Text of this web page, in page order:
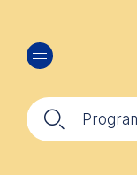
zum
Inhalt
🔍︎